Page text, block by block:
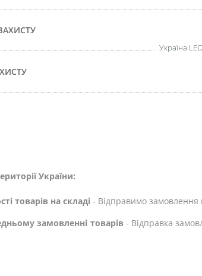
Україна
України:
товарів на складі - Відправимо замовлення
замовленні товарів- Відправка